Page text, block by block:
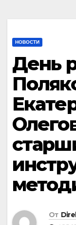
НОВОСТИ
День
От